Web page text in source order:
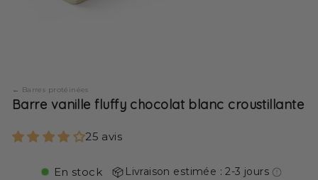
Barres protéinées
Barre vanille fluffy chocolat blanc croustillante
25 avis
En stock Livraison estimée : 2-3 jours